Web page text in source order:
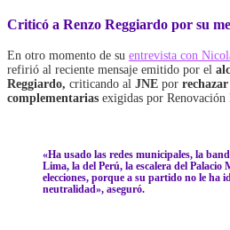
Criticó a Renzo Reggiardo por su
En otro momento de su entrevista con
refirió al reciente mensaje emitido por el
Reggiardo, criticando al JNE por rechazar
complementarias exigidas por Renovación
«Ha usado las redes municipales, la
Lima, la del Perú, la escalera del
elecciones, porque a su partido no le ha
neutralidad», aseguró.